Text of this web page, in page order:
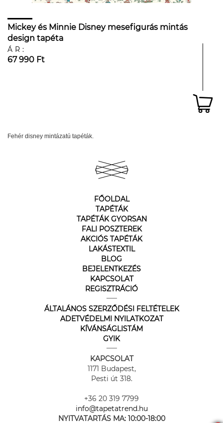
Mickey és Minnie Disney mesefigurás mintás
design tapéta
ÁR:
67 990 Ft
Fehér disney mintázatú tapéták.
FŐOLDAL
TAPÉTÁK
TAPÉTÁK GYORSAN
FALI POSZTEREK
AKCIÓS TAPÉTÁK
LAKÁSTEXTIL
BLOG
BEJELENTKEZÉS
KAPCSOLAT
REGISZTRÁCIÓ
ÁLTALÁNOS SZERZŐDÉSI FELTÉTELEK
ADETVÉDELMI NYILATKOZAT
KÍVÁNSÁGLISTÁM
GYIK
KAPCSOLAT
1171 Budapest,
Pesti út 318.
+36 20 319 7799
info@tapetatrend.hu
NYITVATARTÁS MA: 10:00-18:00